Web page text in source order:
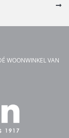
WOONWINKEL VAN